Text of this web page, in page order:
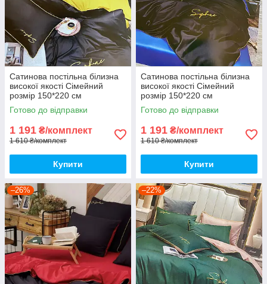
Сатинова постільна білизна
високої якості Сімейний
розмір 150*220 см
Готово до відправки
1 191 ₴/комплект
1 610 ₴/комплект
Купити
Сатинова постільна білизна
високої якості Сімейний
розмір 150*220 см
Готово до відправки
1 191 ₴/комплект
1 610 ₴/комплект
Купити
–26% –22%